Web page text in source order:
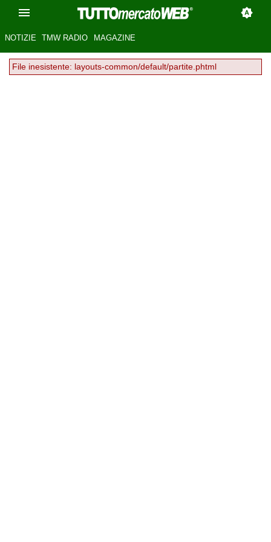
NOTIZIE TMW RADIO MAGAZINE
File inesistente: layouts-common/default/partite.phtml